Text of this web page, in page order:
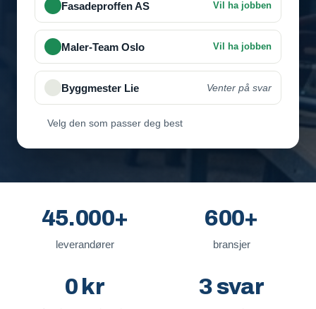
Fasadeproffen AS Vil ha jobben
Velg den som passer deg best
45.000+
leverandører
600+
bransjer
0 kr 3 svar